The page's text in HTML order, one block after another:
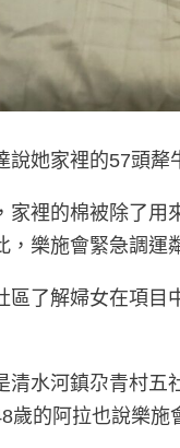
說她家裡的57頭
家裡的棉被除了
樂施會緊急調運
區了解婦女在項
清水河鎮尕青村
歲的阿拉也說樂